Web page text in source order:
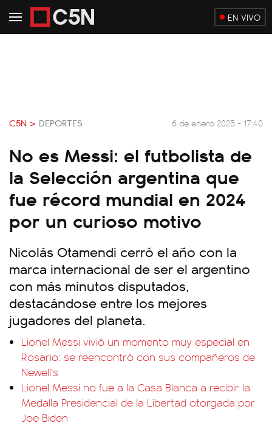
EN VIVO
C5N > DEPORTES 6 de enero 2025 - 17:40
No es Messi: el futbolista de
la Selección argentina que
fue récord mundial en 2024
por un curioso motivo
Nicolás Otamendi cerró el año con la
marca internacional de ser el argentino
con más minutos disputados,
destacándose entre los mejores
jugadores del planeta.
Lionel Messi vivió un momento muy especial en
Rosario: se reencontró con sus compañeros de
Newell's
Lionel Messi no fue a la Casa Blanca a recibir la
Medalla Presidencial de la Libertad otorgada por
Joe Biden